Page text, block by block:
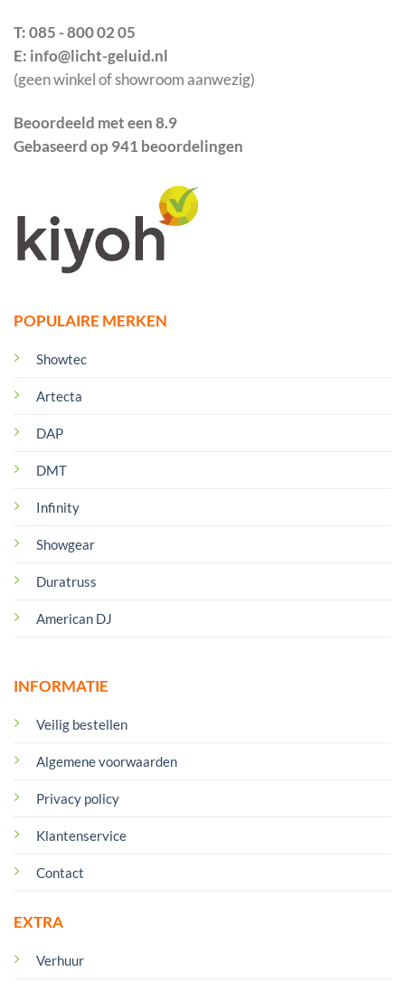
POPULAIRE MERKEN
Showtec
Artecta
DAP
DMT
Infinity
Showgear
Duratruss
American DJ
INFORMATIE
Veilig bestellen
Algemene voorwaarden
Privacy policy
Klantenservice
Contact
EXTRA
Verhuur
T: 085 - 800 02 05
E: info@licht-geluid.nl
(geen winkel of showroom aanwezig)
Beoordeeld met een 8.9
Gebaseerd op 941 beoordelingen